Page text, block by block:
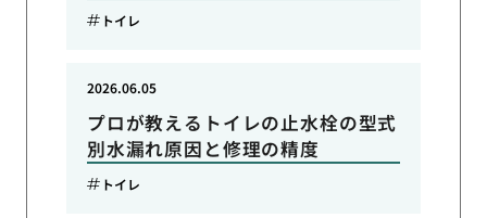
トイレ
プロが教えるトイレの止水栓の型式
別水漏れ原因と修理の精度
2026.06.05
トイレ